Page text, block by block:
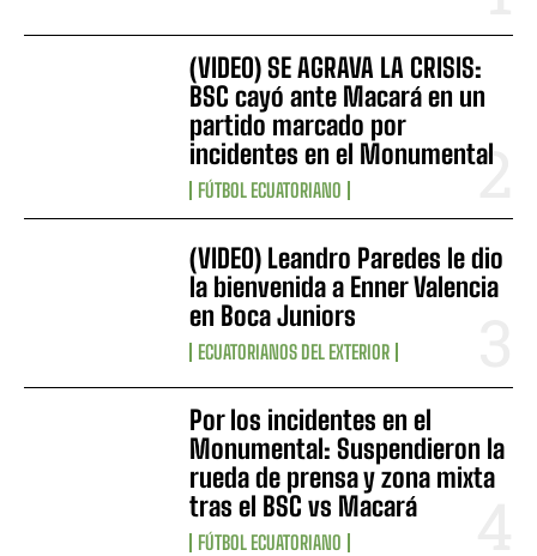
(VIDEO) SE AGRAVA LA CRISIS:
BSC cayó ante Macará en un
partido marcado por
incidentes en el Monumental
FÚTBOL ECUATORIANO
(VIDEO) Leandro Paredes le dio
la bienvenida a Enner Valencia
en Boca Juniors
ECUATORIANOS DEL EXTERIOR
Por los incidentes en el
Monumental: Suspendieron la
rueda de prensa y zona mixta
tras el BSC vs Macará
FÚTBOL ECUATORIANO